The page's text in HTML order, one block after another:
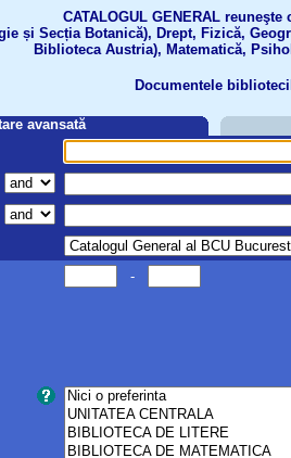
CATALOGUL GENERAL
și Secția Botanică), Drept, Fizică,
Biblioteca Austria), Matematică,
Documentele
avansată
-